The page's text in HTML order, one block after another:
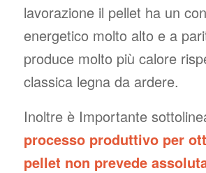
lavorazione il pellet ha un
energetico molto alto e a
produce molto più calore
classica legna da ardere.
Inoltre è Importante
processo produttivo per
pellet non prevede